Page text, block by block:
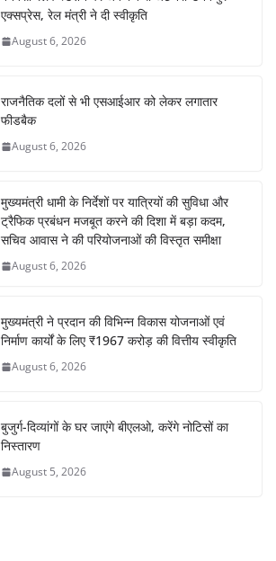
एक्सप्रेस, रेल मंत्री ने दी स्वीकृति
August 6, 2026
राजनैतिक दलों से भी एसआईआर को लेकर लगातार
फीडबैक
August 6, 2026
मुख्यमंत्री धामी के निर्देशों पर यात्रियों की सुविधा और
ट्रैफिक प्रबंधन मजबूत करने की दिशा में बड़ा कदम,
सचिव आवास ने की परियोजनाओं की विस्तृत समीक्षा
August 6, 2026
मुख्यमंत्री ने प्रदान की विभिन्न विकास योजनाओं एवं
निर्माण कार्यों के लिए ₹1967 करोड़ की वित्तीय स्वीकृति
August 6, 2026
बुजुर्ग-दिव्यांगों के घर जाएंगे बीएलओ, करेंगे नोटिसों का
निस्तारण
August 5, 2026